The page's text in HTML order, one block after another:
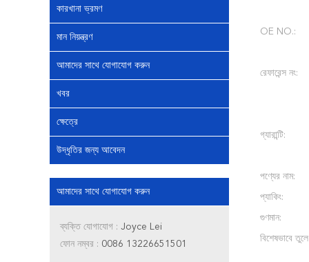
কারখানা ভ্রমণ
মান নিয়ন্ত্রণ
আমাদের সাথে যোগাযোগ করুন
খবর
ক্ষেত্রে
উদ্ধৃতির জন্য আবেদন
আমাদের সাথে যোগাযোগ করুন
ব্যক্তি যোগাযোগ : Joyce Lei
ফোন নম্বর : 0086 13226651501
OE NO.:
রেফারেন্স নং:
গ্যারান্টি:
পণ্যের নাম:
প্যাকিং:
গুণমান:
বিশেষভাবে